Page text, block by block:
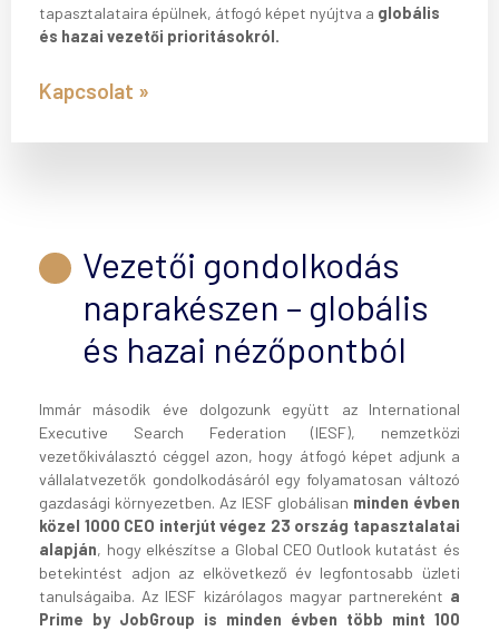
tapasztalataira épülnek, átfogó képet nyújtva a globális
és hazai vezetői prioritásokról.
Kapcsolat
Vezetői gondolkodás
naprakészen – globális
és hazai nézőpontból
Immár második éve dolgozunk együtt az International
Executive Search Federation (IESF), nemzetközi
vezetőkiválasztó céggel azon, hogy átfogó képet adjunk a
vállalatvezetők gondolkodásáról egy folyamatosan változó
gazdasági környezetben. Az IESF globálisan minden évben
közel 1000 CEO interjút végez 23 ország tapasztalatai
alapján, hogy elkészítse a Global CEO Outlook kutatást és
betekintést adjon az elkövetkező év legfontosabb üzleti
tanulságaiba. Az IESF kizárólagos magyar partnereként a
Prime by JobGroup is minden évben több mint 100